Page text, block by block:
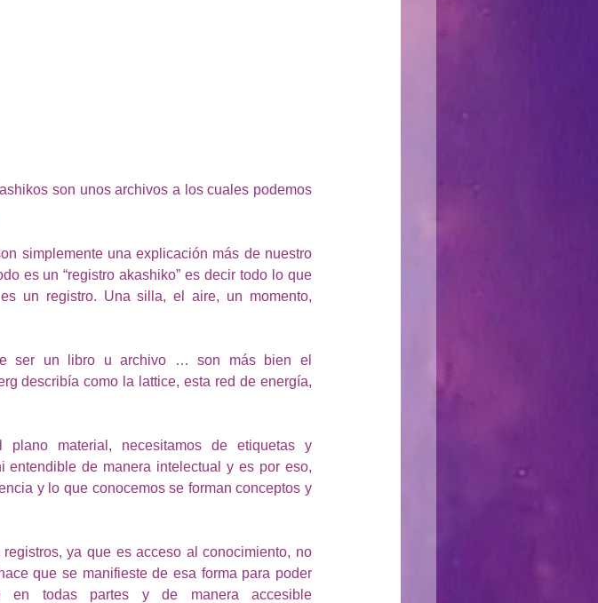
son unos archivos a los cuales podemos
simplemente una explicación más de nuestro
es un “registro akashiko” es decir todo lo que
un registro. Una silla, el aire, un momento,
ser un libro u archivo … son más bien el
describía como la lattice, esta red de energía,
material, necesitamos de etiquetas y
de manera intelectual y es por eso,
y lo que conocemos se forman conceptos y
ya que es acceso al conocimiento, no
que se manifieste de esa forma para poder
en todas partes y de manera accesible